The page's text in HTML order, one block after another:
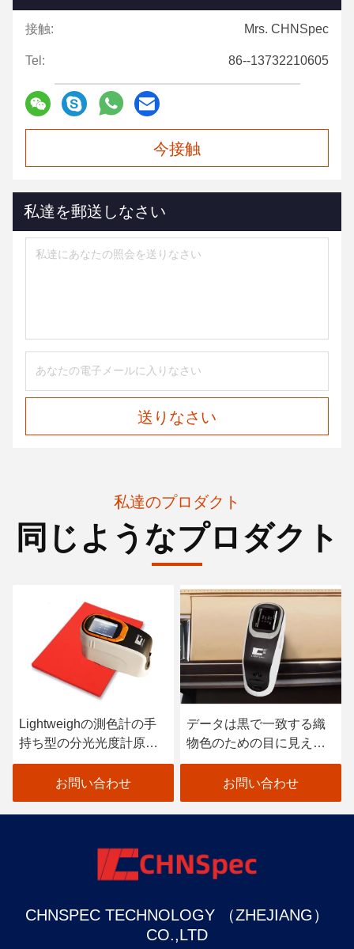
接触: Mrs. CHNSpec
Tel: 86--13732210605
今接触
私達を郵送しなさい
送りなさい
私達のプロダクト
同じようなプロダクト
Lightweighの測色計の手
持ち型の分光光度計原子
車のペンキの走査器
お問い合わせ
データは黒で一致する織
物色のための目に見える
分光光度計を着色します
お問い合わせ
CHNSPEC TECHNOLOGY （ZHEJIANG）
CO.,LTD